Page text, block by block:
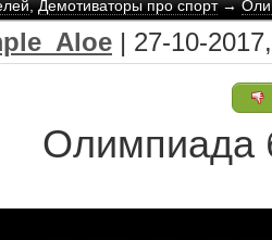
,Демотиваторы про спорт→
| 27-10-
Олимпиада